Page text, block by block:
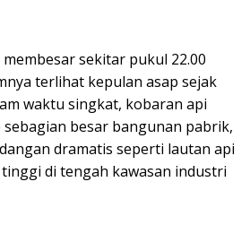
sekitar pukul 22.00
terlihat kepulan asap sejak
waktu singkat, kobaran api
sebagian besar bangunan pabrik,
dramatis seperti lautan api
di tengah kawasan industri